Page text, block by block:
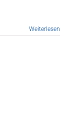
Weiterlesen